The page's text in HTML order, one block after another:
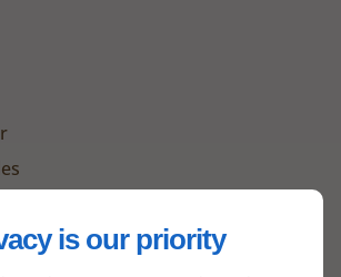
is our priority